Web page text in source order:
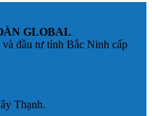
GLOBAL
đầu tư tỉnh Bắc Ninh cấp
Thạnh.